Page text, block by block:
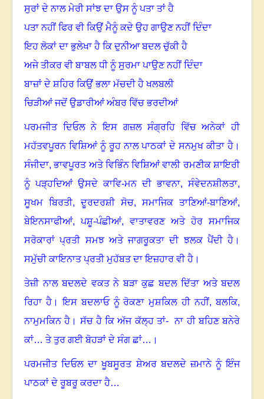
ਸੁਰਾਂ ਦੇ ਨਾਲ ਮੇਰੀ ਸਾਂਝ ਦਾ ਉਸ ਨੂੰ ਪਤਾ ਤਾਂ ਹੈ
ਪਤਾ ਨਹੀਂ ਫਿਰ ਵੀ ਕਿਉਂ ਮੈਨੂੰ ਕਦੇ ਉਹ ਗਾਉਣ ਨਹੀਂ ਦਿੰਦਾ
ਇਹ ਲੋਕਾਂ ਦਾ ਭੁਲੇਖਾ ਹੈ ਕਿ ਦੁਨੀਆ ਬਦਲ ਚੁੱਕੀ ਹੈ
ਅਜੇ ਤੀਕਰ ਵੀ ਬਾਬਲ ਧੀ ਨੂੰ ਸੁਰਮਾ ਪਾਉਣ ਨਹੀਂ ਦਿੰਦਾ
ਬਾਜ਼ਾਂ ਦੇ ਸ਼ਹਿਰ ਕਿਉਂ ਭਲਾ ਮੱਚਦੀ ਹੈ ਖਲਬਲੀ
ਚਿੜੀਆਂ ਜਦੋਂ ਉਡਾਰੀਆਂ ਅੰਬਰ ਵਿੱਚ ਭਰਦੀਆਂ
ਪਰਮਜੀਤ ਦਿਓਲ ਨੇ ਇਸ ਗਜ਼ਲ ਸੰਗ੍ਰਹਿ ਵਿੱਚ ਅਨੇਕਾਂ ਹੀ
ਮਹੱਤਵਪੂਰਨ ਵਿਸ਼ਿਆਂ ਨੂੰ ਰੂਹ ਨਾਲ ਪਾਠਕਾਂ ਦੇ ਸਨਮੁਖ ਕੀਤਾ ਹੈ ।
ਸੰਜੀਦਾ,ਭਾਵਪੂਰਤ ਅਤੇ ਵਿਭਿੰਨ ਵਿਸ਼ਿਆਂ ਵਾਲੀ ਰਮਣੀਕ ਸ਼ਾਇਰੀ
ਨੂੰ ਪੜ੍ਹਦਿਆਂ ਉਸਦੇ ਕਾਵਿ-ਮਨ ਦੀ ਭਾਵਨਾ, ਸੰਵੇਦਨਸ਼ੀਲਤਾ,
ਸੂਖਮ ਬਿਰਤੀ,ਦੂਰਦਰਸ਼ੀ ਸੋਚ, ਸਮਾਜਿਕ ਤਾਣਿਆਂ-ਬਾਣਿਆਂ,
ਬੇਇਨਸਾਫੀਆਂ,ਪਸ਼ੂ-ਪੰਛੀਆਂ, ਵਾਤਾਵਰਣ ਅਤੇ ਹੋਰ ਸਮਾਜਿਕ
ਸਰੋਕਾਰਾਂ ਪ੍ਰਤੀ ਸਮਝ ਅਤੇ ਜਾਗਰੂਕਤਾ ਦੀ ਝਲਕ ਪੈਂਦੀ ਹੈ ।
ਸਮੁੱਚੀ ਕਾਇਨਾਤ ਪ੍ਰਤੀ ਮੁਹੱਬਤ ਦਾ ਇਜ਼ਹਾਰ ਵੀ ਹੈ ।
ਤੇਜ਼ੀ ਨਾਲ ਬਦਲਦੇ ਵਕਤ ਨੇ ਬੜਾ ਕੁਛ ਬਦਲ ਦਿੱਤਾ ਅਤੇ ਬਦਲ
ਰਿਹਾ ਹੈ।ਇਸ ਬਦਲਾਓ ਨੂੰ ਰੋਕਣਾ ਮੁਸ਼ਕਿਲ ਹੀ ਨਹੀਂ,ਬਲਕਿ,
ਨਾਮੁਮਕਿਨ ਹੈ । ਸੱਚ ਹੈ ਕਿ ਅੱਜ ਕੱਲ੍ਹ ਤਾਂ- ਨਾ ਹੀ ਬਹਿਣ ਬਨੇਰੇ
ਕਾਂ… ਤੇ ਤੁਰ ਗਈ ਬੋਹੜਾਂ ਦੇ ਸੰਗ ਛਾਂ… ।
ਪਰਮਜੀਤ ਦਿਓਲ ਦਾ ਖੂਬਸੂਰਤ ਸ਼ੇਅਰ ਬਦਲਦੇ ਜ਼ਮਾਨੇ ਨੂੰ ਇੰਜ
ਪਾਠਕਾਂ ਦੇ ਰੂਬਰੂ ਕਰਦਾ ਹੈ…